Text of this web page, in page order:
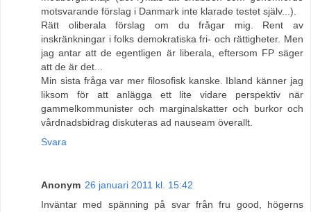
motsvarande förslag i Danmark inte klarade testet själv...).
Rätt oliberala förslag om du frågar mig. Rent av
inskränkningar i folks demokratiska fri- och rättigheter. Men
jag antar att de egentligen är liberala, eftersom FP säger
att de är det...
Min sista fråga var mer filosofisk kanske. Ibland känner jag
liksom för att anlägga ett lite vidare perspektiv när
gammelkommunister och marginalskatter och burkor och
vårdnadsbidrag diskuteras ad nauseam överallt.
Svara
Anonym 26 januari 2011 kl. 15:42
Inväntar med spänning på svar från fru good, högerns